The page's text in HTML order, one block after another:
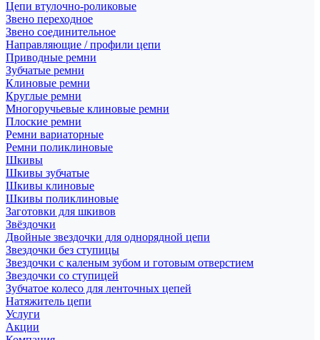
Цепи втулочно-роликовые
Звено переходное
Звено соединительное
Направляющие / профили цепи
Приводные ремни
Зубчатые ремни
Клиновые ремни
Круглые ремни
Многоручьевые клиновые ремни
Плоские ремни
Ремни вариаторные
Ремни поликлиновые
Шкивы
Шкивы зубчатые
Шкивы клиновые
Шкивы поликлиновые
Заготовки для шкивов
Звёздочки
Двойные звездочки для однорядной цепи
Звездочки без ступицы
Звездочки с каленым зубом и готовым отверстием
Звездочки со ступицей
Зубчатое колесо для ленточных цепей
Натяжитель цепи
Услуги
Акции